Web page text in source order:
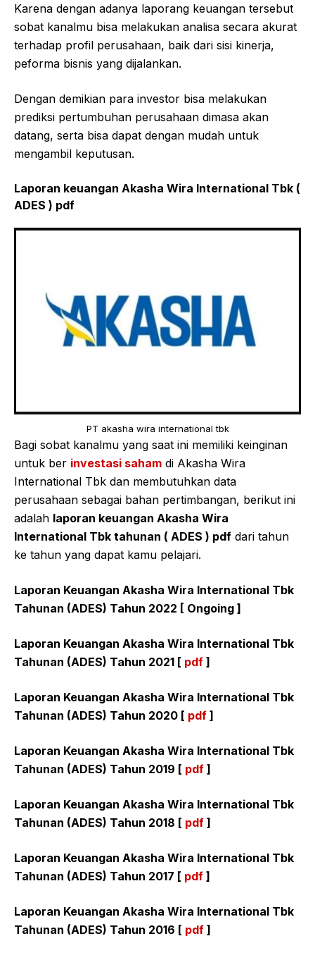
Karena dengan adanya laporang keuangan tersebut
sobat kanalmu bisa melakukan analisa secara akurat
terhadap profil perusahaan, baik dari sisi kinerja,
peforma bisnis yang dijalankan.
Dengan demikian para investor bisa melakukan
prediksi pertumbuhan perusahaan dimasa akan
datang, serta bisa dapat dengan mudah untuk
mengambil keputusan.
Laporan keuangan Akasha Wira International Tbk (
ADES ) pdf
PT akasha wira international tbk
Bagi sobat kanalmu yang saat ini memiliki keinginan
untuk ber investasi saham di Akasha Wira
International Tbk dan membutuhkan data
perusahaan sebagai bahan pertimbangan, berikut ini
adalah laporan keuangan Akasha Wira
International Tbk tahunan ( ADES ) pdf dari tahun
ke tahun yang dapat kamu pelajari.
Laporan Keuangan Akasha Wira International Tbk
Tahunan (ADES) Tahun 2022 [ Ongoing ]
Laporan Keuangan Akasha Wira International Tbk
Tahunan (ADES) Tahun 2021 [ pdf ]
Laporan Keuangan Akasha Wira International Tbk
Tahunan (ADES) Tahun 2020 [ pdf ]
Laporan Keuangan Akasha Wira International Tbk
Tahunan (ADES) Tahun 2019 [ pdf ]
Laporan Keuangan Akasha Wira International Tbk
Tahunan (ADES) Tahun 2018 [ pdf ]
Laporan Keuangan Akasha Wira International Tbk
Tahunan (ADES) Tahun 2017 [ pdf ]
Laporan Keuangan Akasha Wira International Tbk
Tahunan (ADES) Tahun 2016 [ pdf ]